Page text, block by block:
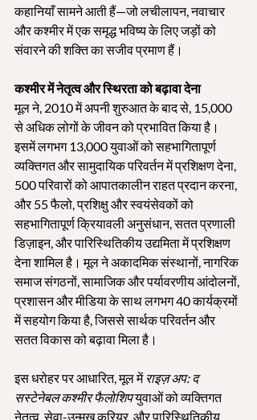
कहानियाँ सामने आती हैं—जो लचीलापन, नवाचार
और कश्मीर में एक समृद्ध भविष्य के लिए जड़ों को
संवारने की शक्ति का सजीव प्रमाण हैं।
कश्मीर में नेतृत्व और स्थिरता को बढ़ावा देना
मूल ने, 2010 में अपनी शुरुआत के बाद से, 15,000
से अधिक लोगों के जीवन को प्रभावित किया है।
इसमें लगभग 13,000 युवाओं को सहभागितापूर्ण
व्यक्तिगत और सामुदायिक परिवर्तन में प्रशिक्षण देना,
500 परिवारों को आपातकालीन राहत प्रदान करना,
और 55 फैलो, प्रशिक्षु और स्वयंसेवकों को
सहभागितापूर्ण क्रियावली अनुसंधान, सतत प्रणाली
डिज़ाइन, और पारिस्थितिकीय उद्यमिता में प्रशिक्षण
देना शामिल है। मूल ने अकादमिक संस्थानों, नागरिक
समाज संगठनों, सामाजिक और पर्यावरणीय आंदोलनों,
प्रशासन और मीडिया के साथ लगभग 40 कार्यक्रमों
में सहयोग किया है, जिससे सार्थक परिवर्तन और
सतत विकास को बढ़ावा मिला है।
इस धरोहर पर आधारित, मूल में राइज़ अप: द
सस्टेनेबल कश्मीर फैलोशिप युवाओं को व्यक्तिगत
नेतृत्व, सेवा-उन्मुख करियर, और पारिस्थितिकीय